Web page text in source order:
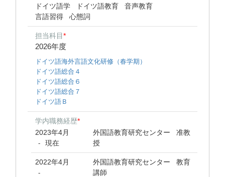
ドイツ語学
ドイツ語教育
音声教育
言語習得
心態詞
担当科目*
2026年度
ドイツ語海外言語文化研修（春学期）
ドイツ語総合４
ドイツ語総合６
ドイツ語総合７
ドイツ語Ｂ
学内職務経歴*
2023年4月
- 現在
外国語教育研究センター 准教
授
2022年4月
-
外国語教育研究センター 教育
講師